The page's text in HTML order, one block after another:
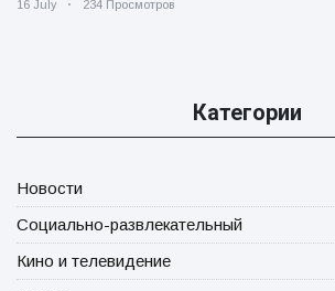
16 July 234 Просмотров
Категории
Новости
Социально-развлекательный
Кино и телевидение